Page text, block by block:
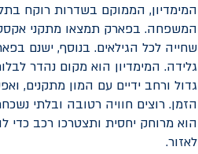
המימדיון, הממוקם בשדרות רוקח
המשפחה. בפארק תמצאו מתקני
שחייה לכל הגילאים. בנוסף, ישנם
גלידה. המימדיון הוא מקום נהדר
גדול ורחב ידיים עם המון מתקנים,
הזמן. רוצים חוויה רטובה ובלתי
הוא מרוחק יחסית ותצטרכו רכב כדי
לאזור.